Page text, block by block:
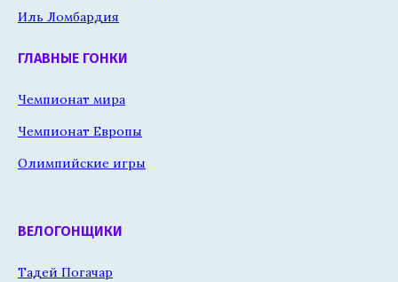
Иль Ломбардия
ГЛАВНЫЕ ГОНКИ
Чемпионат мира
Чемпионат Европы
Олимпийские игры
ВЕЛОГОНЩИКИ
Тадей Погачар